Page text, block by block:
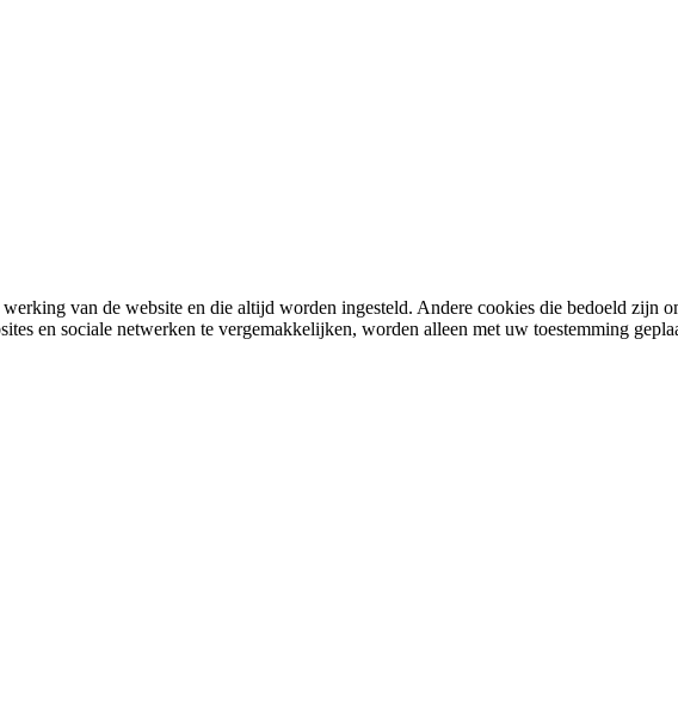
van de website en die altijd worden ingesteld. Andere cookies die bedoeld zijn
en sociale netwerken te vergemakkelijken, worden alleen met uw toestemming